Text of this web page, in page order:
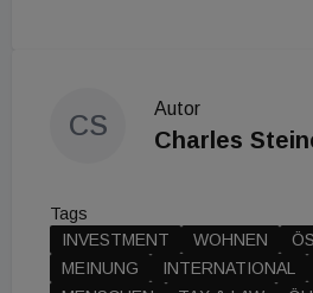
CS
Autor
Charles
Tags
INVESTMENT
WOHNEN
MEINUNG
INTERNATIONAL